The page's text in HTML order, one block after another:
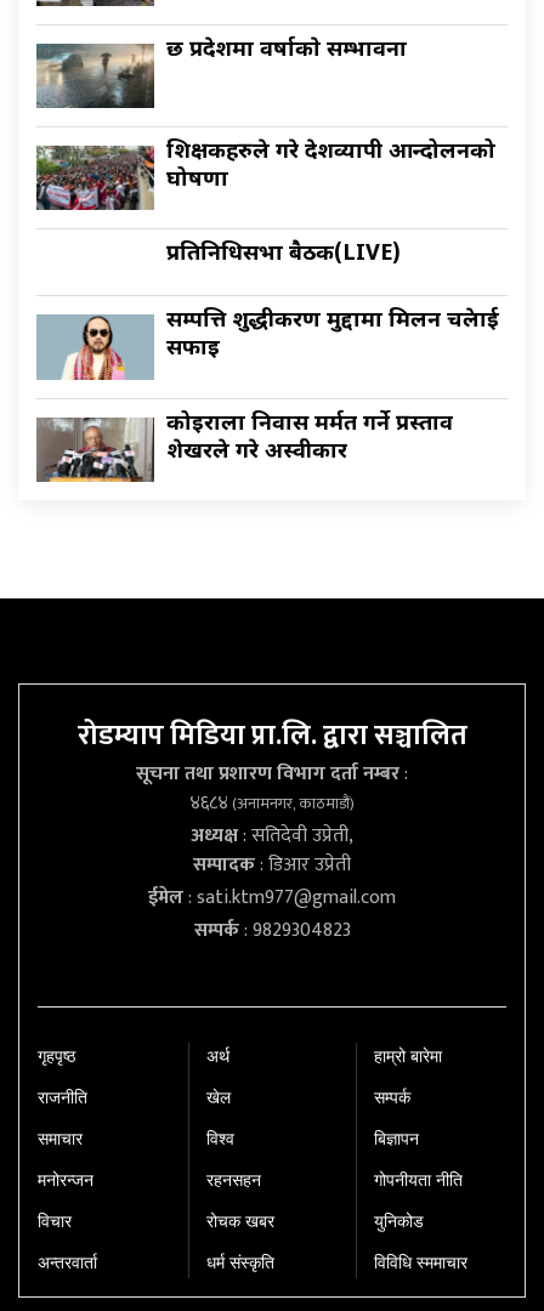
छ प्रदेशमा वर्षाकाे सम्भावना
शिक्षकहरुले गरे देशव्यापी आन्दोलनको
घोषणा
प्रतिनिधिसभा बैठक(LIVE)
सम्पत्ति शुद्धीकरण मुद्दामा मिलन चक्रेलाई
सफाइ
कोइराला निवास मर्मत गर्ने प्रस्ताव
शेखरले गरे अस्वीकार
रोडम्याप मिडिया प्रा.लि. द्वारा सञ्चालित
सूचना तथा प्रशारण विभाग दर्ता नम्बर:
४६८४(अनामनगर, काठमाडौं)
अध्यक्ष: सतिदेवी उप्रेती,
सम्पादक: डिआर उप्रेती
ईमेल:sati.ktm977@gmail.com
सम्पर्क: 9829304823
गृहपृष्‍ठ
राजनीति
समाचार
मनोरन्जन
विचार
अन्तरवार्ता
अर्थ
खेल
विश्व
रहनसहन
रोचक खबर
धर्म संस्कृति
हाम्रो बारेमा
सम्पर्क
बिज्ञापन
गोपनीयता नीति
युनिकोड
विविधि स्ममाचार